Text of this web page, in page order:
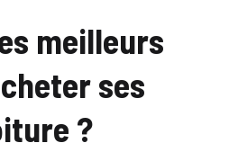
meilleurs
ses
?